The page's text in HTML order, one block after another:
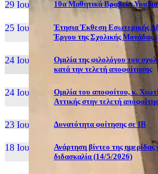
29 Ιουν, 26 10α Μαθητικά Βραβεία
25 Ιουν, 26
Έτησια Έκθεση Εσωτερικής
Έργου της Σχολικής Μονάδας
24 Ιουν, 26
Ομιλία της φιλολόγου του
κατά την τελετή αποφοίτησης
24 Ιουν, 26
Ομιλία του αποφοίτου, κ.
Αττικής στην τελετή
23 Ιουν, 26 Δυνατότητα φοίτησης σε ΙΒ
18 Ιουν, 26
Ανάρτηση βίντεο της ημερίδας
διδασκαλία (14/5/2026)